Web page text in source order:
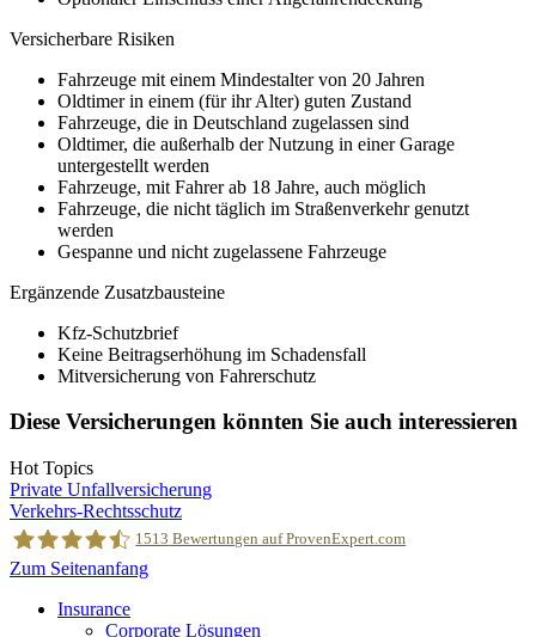
Versicherbare Risiken
Fahrzeuge mit einem Mindestalter von 20 Jahren
Oldtimer in einem (für ihr Alter) guten Zustand
Fahrzeuge, die in Deutschland zugelassen sind
Oldtimer, die außerhalb der Nutzung in einer Garage
untergestellt werden
Fahrzeuge, mit Fahrer ab 18 Jahre, auch möglich
Fahrzeuge, die nicht täglich im Straßenverkehr genutzt
werden
Gespanne und nicht zugelassene Fahrzeuge
Ergänzende Zusatzbausteine
Kfz-Schutzbrief
Keine Beitragserhöhung im Schadensfall
Mitversicherung von Fahrerschutz
Diese Versicherungen könnten Sie auch interessieren
Hot Topics
Private Unfallversicherung
Verkehrs-Rechtsschutz
MRH Trowe
1513 Bewertungen auf ProvenExpert.com
Zum Seitenanfang
Insurance
Corporate Lösungen